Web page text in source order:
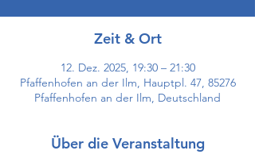
Zeit & Ort
12. Dez. 2025, 19:30 – 21:30
Pfaffenhofen an der Ilm, Hauptpl. 47, 85276
Pfaffenhofen an der Ilm, Deutschland
Über die Veranstaltung